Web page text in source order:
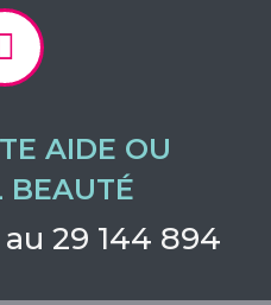
AIDE OU
BEAUTÉ
29 144 894